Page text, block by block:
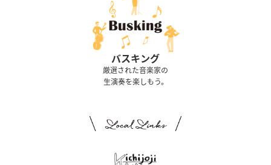
バスキング
厳選された音楽家の
生演奏を楽しもう。